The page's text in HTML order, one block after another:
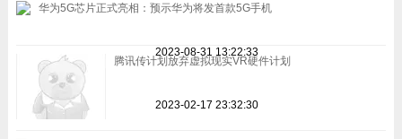
华为5G芯片正式亮相：预示华为将发首款5G手机
2023-08-31 13:22:33
腾讯传计划放弃虚拟现实VR硬件计划
2023-02-17 23:32:30